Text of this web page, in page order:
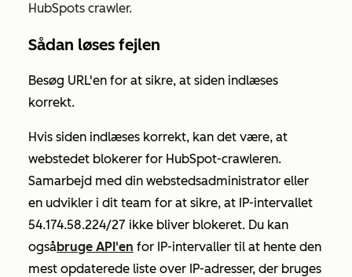
HubSpots crawler.
Sådan løses fejlen
Besøg URL'en for at sikre, at siden indlæses
korrekt.
Hvis siden indlæses korrekt, kan det være, at
webstedet blokerer for HubSpot-crawleren.
Samarbejd med din webstedsadministrator eller
en udvikler i dit team for at sikre, at IP-intervallet
54.174.58.224/27 ikke bliver blokeret. Du kan
ogsåbruge API'en for IP-intervaller til at hente den
mest opdaterede liste over IP-adresser, der bruges